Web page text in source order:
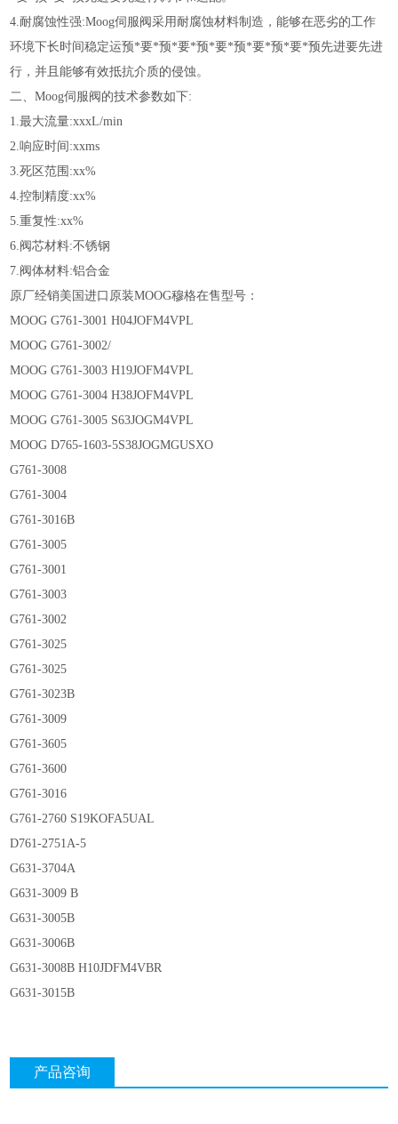
4.耐腐蚀性强:Moog伺服阀采用耐腐蚀材料制造，能够在恶劣的工作
环境下长时间稳定运预*要*预*要*预*要*预*要*预*要*预先进要先进
行，并且能够有效抵抗介质的侵蚀。
二、Moog伺服阀的技术参数如下:
1.最大流量:xxxL/min
2.响应时间:xxms
3.死区范围:xx%
4.控制精度:xx%
5.重复性:xx%
6.阀芯材料:不锈钢
7.阀体材料:铝合金
原厂经销美国进口原装MOOG穆格在售型号：
MOOG G761-3001 H04JOFM4VPL
MOOG G761-3002/
MOOG G761-3003 H19JOFM4VPL
MOOG G761-3004 H38JOFM4VPL
MOOG G761-3005 S63JOGM4VPL
MOOG D765-1603-5S38JOGMGUSXO
G761-3008
G761-3004
G761-3016B
G761-3005
G761-3001
G761-3003
G761-3002
G761-3025
G761-3025
G761-3023B
G761-3009
G761-3605
G761-3600
G761-3016
G761-2760 S19KOFA5UAL
D761-2751A-5
G631-3704A
G631-3009 B
G631-3005B
G631-3006B
G631-3008B H10JDFM4VBR
G631-3015B
产品咨询